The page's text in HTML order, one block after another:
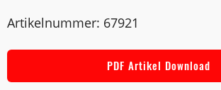
Artikelnummer: 67921
PDF Artikel Download